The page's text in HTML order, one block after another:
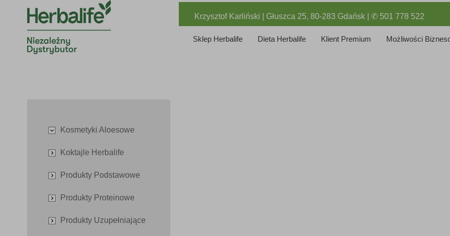
Krzysztof Karliński | Głuszca 25, 80-283 Gdańsk | ✆ 501 778 522
Sklep Herbalife Dieta Herbalife Klient Premium Możliwości
Kosmetyki Aloesowe
Koktajle Herbalife
Produkty Podstawowe
Produkty Proteinowe
Produkty Uzupełniające